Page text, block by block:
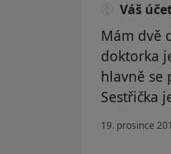
Váš
Mám dvě
doktorka
hlavně se
Sestřička
19. prosince